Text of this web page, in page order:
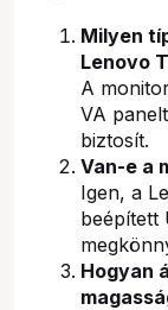
Milyen
Lenovo
A
VA
biztosít.
Van-e a
Igen, a
beépített
Hogyan